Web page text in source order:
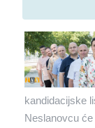
kandidacijske
Neslanovcu